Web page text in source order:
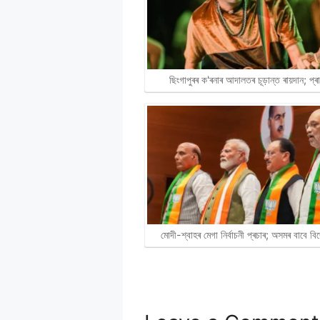
ছিংগাপুৰৰ ক'ৰনাৰ আদালতৰ চূড়ান্ত ৰায়দান;
মোদী-শ্বাহৰ মেগা নিৰ্বাচনী প্ৰচাৰ; অসমৰ বাবে